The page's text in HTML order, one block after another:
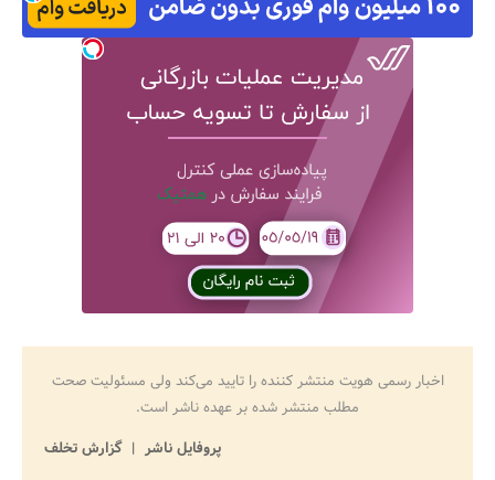
اخبار رسمی هویت منتشر کننده را تایید می‌کند ولی مسئولیت صحت
مطلب منتشر شده بر عهده ناشر است.
پروفایل ناشر
گزارش تخلف